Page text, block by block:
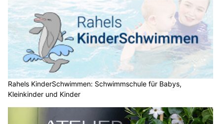
Rahels KinderSchwimmen: Schwimmschule für Babys,
Kleinkinder und Kinder